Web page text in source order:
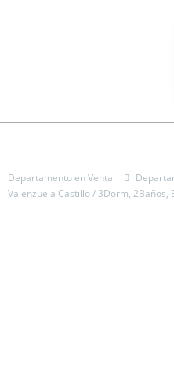
Departamento en Venta
Valenzuela Castillo / 3Dorm, 2Baños,